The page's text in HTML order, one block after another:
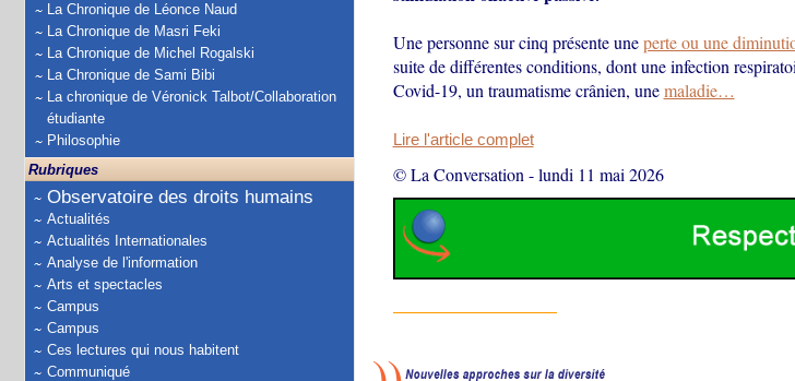
La Chronique de Léonce Naud
La Chronique de Masri Feki
La Chronique de Michel Rogalski
La Chronique de Sami Bibi
La chronique de Véronick Talbot/Collaboration
étudiante
Philosophie
Rubriques
Observatoire des droits humains
Actualités
Actualités Internationales
Analyse de l'information
Arts et spectacles
Campus
Campus
Ces lectures qui nous habitent
Communiqué
Une personne sur cinq présente uneperte ou une
suite de différentes conditions, dont une infection
Covid-19, un traumatisme crânien, unemaladie…
Lire l'article complet
© La Conversation -lundi 11 mai 2026